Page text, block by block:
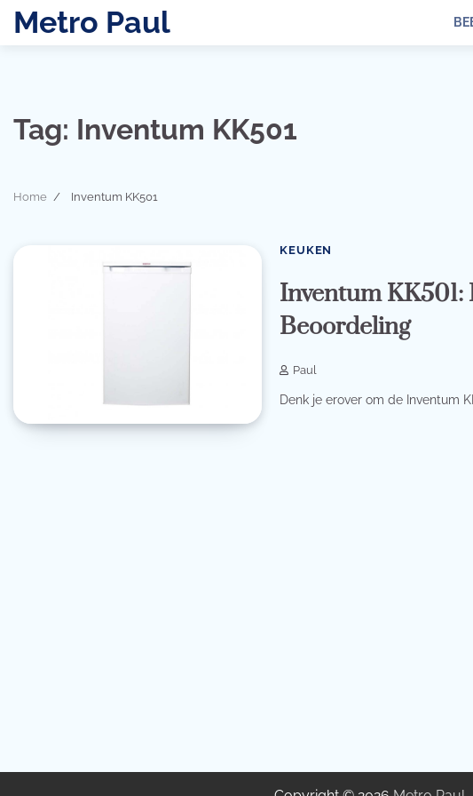
SkipMetro Paul
Tag: Inventum KK501
Home Inventum KK501
KEUKEN
Inventum KK501:
Beoordeling
Paul
Denk je erover om de Inventum